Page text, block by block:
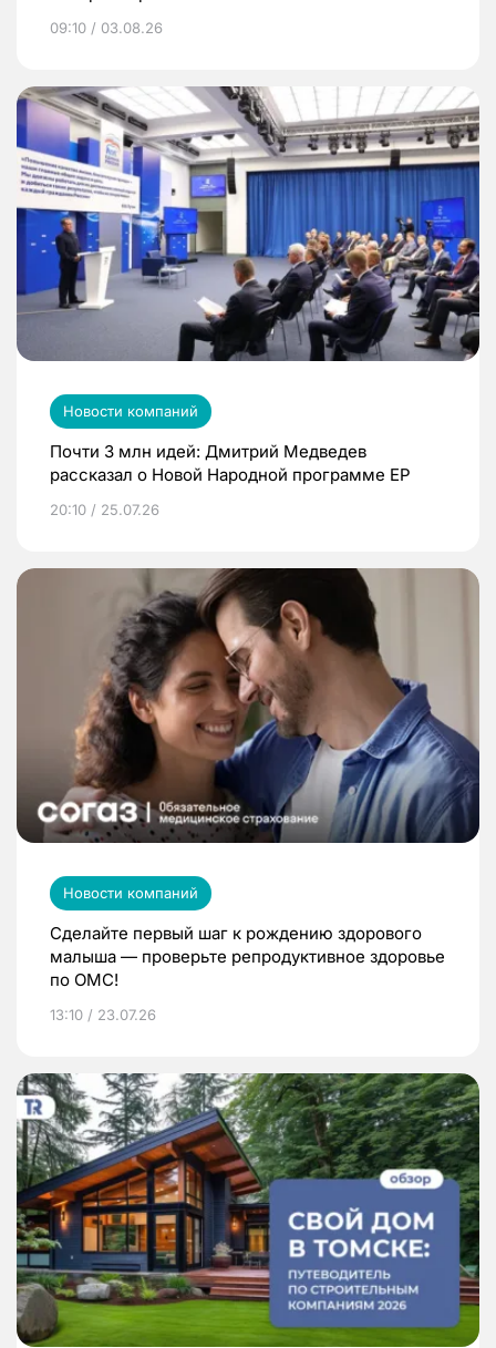
09:10 / 03.08.26
Новости компаний
Почти 3 млн идей: Дмитрий Медведев
рассказал о Новой Народной программе ЕР
20:10 / 25.07.26
Новости компаний
Сделайте первый шаг к рождению здорового
малыша — проверьте репродуктивное здоровье
по ОМС!
13:10 / 23.07.26